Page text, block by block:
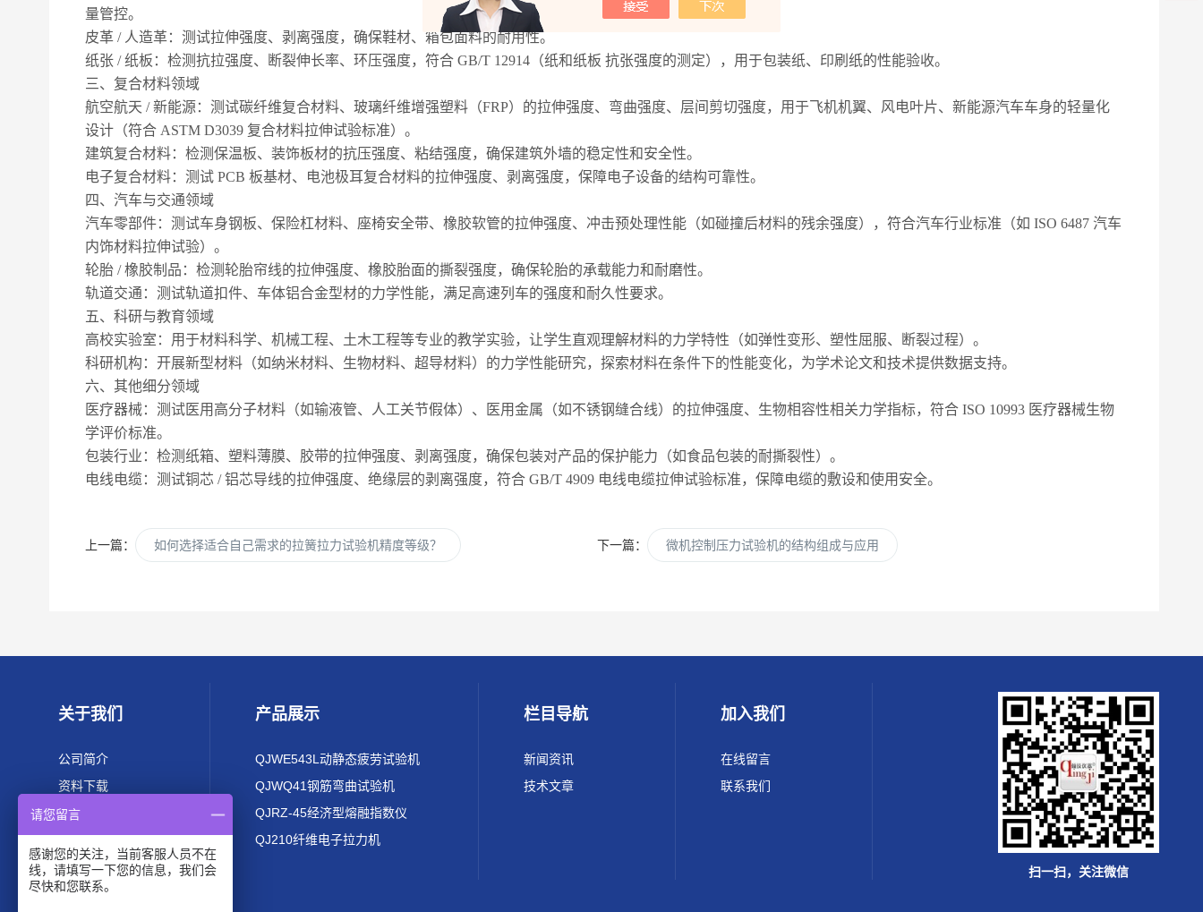
量管控。
皮革 / 人造革：测试拉伸强度、剥离强度，确保鞋材、箱包面料的耐用性。
纸张 / 纸板：检测抗拉强度、断裂伸长率、环压强度，符合 GB/T 12914（纸和纸板 抗张强度的测定），用于包装纸、印刷纸的性能验收。
三、复合材料领域
航空航天 / 新能源：测试碳纤维复合材料、玻璃纤维增强塑料（FRP）的拉伸强度、弯曲强度、层间剪切强度，用于飞机机翼、风电叶片、新能源汽车车身的轻量化
设计（符合 ASTM D3039 复合材料拉伸试验标准）。
建筑复合材料：检测保温板、装饰板材的抗压强度、粘结强度，确保建筑外墙的稳定性和安全性。
电子复合材料：测试 PCB 板基材、电池极耳复合材料的拉伸强度、剥离强度，保障电子设备的结构可靠性。
四、汽车与交通领域
汽车零部件：测试车身钢板、保险杠材料、座椅安全带、橡胶软管的拉伸强度、冲击预处理性能（如碰撞后材料的残余强度），符合汽车行业标准（如 ISO 6487 汽车
内饰材料拉伸试验）。
轮胎 / 橡胶制品：检测轮胎帘线的拉伸强度、橡胶胎面的撕裂强度，确保轮胎的承载能力和耐磨性。
轨道交通：测试轨道扣件、车体铝合金型材的力学性能，满足高速列车的强度和耐久性要求。
五、科研与教育领域
高校实验室：用于材料科学、机械工程、土木工程等专业的教学实验，让学生直观理解材料的力学特性（如弹性变形、塑性屈服、断裂过程）。
科研机构：开展新型材料（如纳米材料、生物材料、超导材料）的力学性能研究，探索材料在条件下的性能变化，为学术论文和技术提供数据支持。
六、其他细分领域
医疗器械：测试医用高分子材料（如输液管、人工关节假体）、医用金属（如不锈钢缝合线）的拉伸强度、生物相容性相关力学指标，符合 ISO 10993 医疗器械生物
学评价标准。
包装行业：检测纸箱、塑料薄膜、胶带的拉伸强度、剥离强度，确保包装对产品的保护能力（如食品包装的耐撕裂性）。
电线电缆：测试铜芯 / 铝芯导线的拉伸强度、绝缘层的剥离强度，符合 GB/T 4909 电线电缆拉伸试验标准，保障电缆的敷设和使用安全。
上一篇： 如何选择适合自己需求的拉簧拉力试验机精度等级？ 下一篇： 微机控制压力试验机的结构组成与应用
关于我们
公司简介
资料下载
产品展示
QJWE543L动静态疲劳试验机
QJWQ41钢筋弯曲试验机
QJRZ-45经济型熔融指数仪
QJ210纤维电子拉力机
栏目导航
新闻资讯
技术文章
加入我们
在线留言
联系我们
扫一扫，关注微信
请您留言
感谢您的关注，当前客服人员不在
线，请填写一下您的信息，我们会
尽快和您联系。